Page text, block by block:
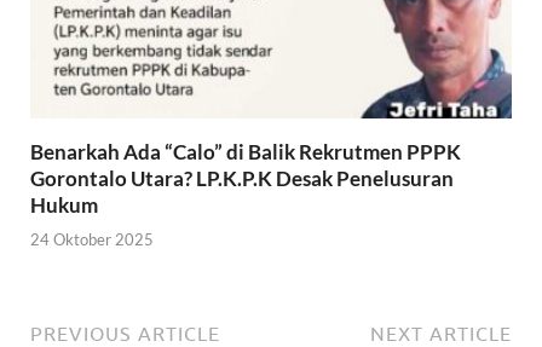
Benarkah Ada “Calo” di Balik Rekrutmen PPPK
Gorontalo Utara? LP.K.P.K Desak Penelusuran
Hukum
24 Oktober 2025
PREVIOUS ARTICLE NEXT ARTICLE